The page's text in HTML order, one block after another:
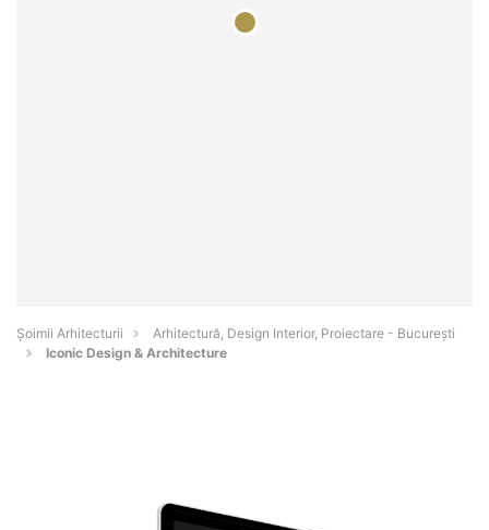
Șoimii Arhitecturii
Arhitectură, Design Interior, Proiectare - Bucureşti
Iconic Design & Architecture